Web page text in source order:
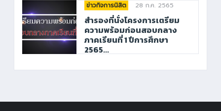
ข่าวกิจการนิสิต 28 ก.ค. 2565
สำรองที่นั่งโครงการเตรียม
ความพร้อมก่อนสอบกลาง
ภาคเรียนที่ 1 ปีการศึกษา
2565...